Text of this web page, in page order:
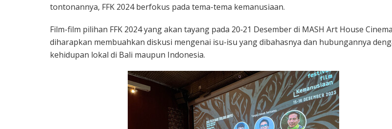
tontonannya, FFK 2024 berfokus pada tema-tema kemanusiaan.
Film-film pilihan FFK 2024 yang akan tayang pada 20­­‑21 Desember di MASH Art House Cinema
diharapkan membuahkan diskusi mengenai isu-isu yang dibahasnya dan hubungannya
kehidupan lokal di Bali maupun Indonesia.